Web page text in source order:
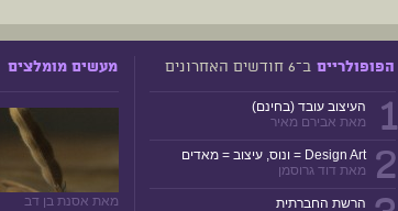
הפופולריים ב־6 חודשים האחרונים
1
העיצוב עובד (בחינם)
מאת אבירם מאיר
2
Design Art = ונוס, עיצוב = מאדים
מאת דוד גרוסמן
הרשת החברתית
מעשים מומלצים
מאת אסנת בן דב